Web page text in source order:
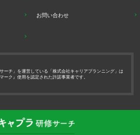
お問い合わせ
サーチ」を運営している「株式会社キャリアプランニング」は
ーク』使用を認定された許諾事業者です。